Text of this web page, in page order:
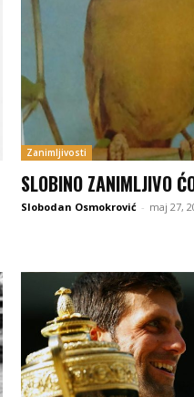
Zanimljivosti
SLOBINO ZANIMLJIVO
Slobodan Osmokrović - maj 27,